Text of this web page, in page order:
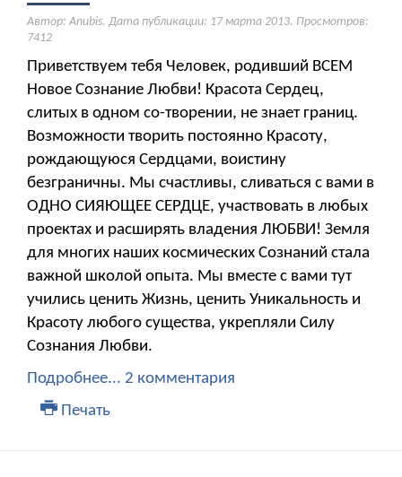
Автор: Anubis. Дата публикации: 17 марта 2013. Просмотров:
7412
Приветствуем тебя Человек, родивший ВСЕМ
Новое Сознание Любви! Красота Сердец,
слитых в одном со-творении, не знает границ.
Возможности творить постоянно Красоту,
рождающуюся Сердцами, воистину
безграничны. Мы счастливы, сливаться с вами в
ОДНО СИЯЮЩЕЕ СЕРДЦЕ, участвовать в любых
проектах и расширять владения ЛЮБВИ! Земля
для многих наших космических Сознаний стала
важной школой опыта. Мы вместе с вами тут
учились ценить Жизнь, ценить Уникальность и
Красоту любого существа, укрепляли Силу
Сознания Любви.
Подробнее... 2 комментария
Печать